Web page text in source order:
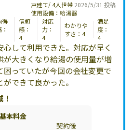
2026/5/31 投稿
戸建て/ 4人世帯
使用設備：給湯器
得
信頼
感：
4
対応
力：
4
わかりや
すさ：4
満足
度：
4
して利用できた。対応が早く
が大きくなり給湯の使用量が増
困っていたが今回の会社変更で
できて良かった。
基本料金
契約後